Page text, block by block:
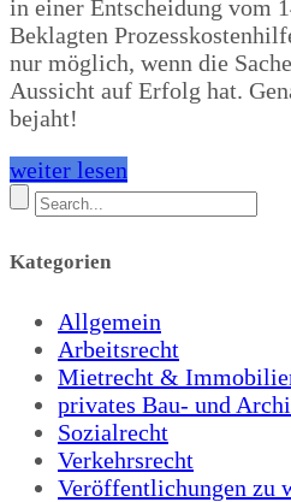
in einer Entscheidung vom
Beklagten
nur möglich, wenn die
Aussicht auf Erfolg hat.
bejaht!
weiter lesen
Kategorien
Allgemein
Arbeitsrecht
Mietrecht &
privates Bau- und
Sozialrecht
Verkehrsrecht
Veröffentlichungen zu